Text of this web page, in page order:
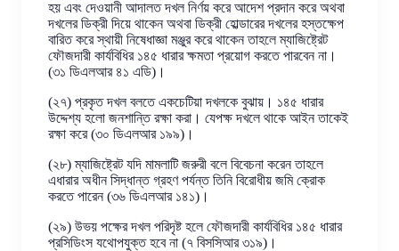
হয় এবং দেওয়ানী আদালত দখল নির্ণয় করে আদেশ প্রদান করে অথবা
দখলের ডিক্রী দিয়ে থাকেন অথবা ডিক্রী হোল্ডারের দখলের হস্তক্ষেপ
বারিত করে স্থায়ী নিষেধাজ্ঞা মঞ্জুর করে থাকেন তাহলে ম্যাজিষ্ট্রেট
ফৌজদারী কার্যবিধির ১৪৫ ধারার ক্ষমতা প্রয়োগ করতে পারবেন না।
(৩১ ডিএলআর ৪১ এডি)।
(২৭) প্রকৃত দখল বলতে একচেটিয়া দখলকে বুঝায়। ১৪৫ ধারার
উদ্দেশ্য হলো জনশান্তি রক্ষা করা। যেপক্ষ দখলে থাকে আইন তাকেই
রক্ষা করে (৩০ ডিএলআর ১৯৯)।
(২৮) ম্যাজিষ্ট্রেট যদি মামলাটি জরুরী বলে বিবেচনা করেন তাহলে
এধারার অধীন সিদ্ধান্ত গ্রহণ পর্যন্ত তিনি বিরোধীয় জমি ক্রোক
করতে পারেন (৩৬ ডিএলআর ১৪১)।
(২৯) উভয় পক্ষের দখল পরিদৃষ্ট হলে ফৌজদারী কার্যবিধির ১৪৫ ধারার
প্রসিডিংস যথোপযুক্ত হবে না (৭ বিসসিআর ৩১৯)।